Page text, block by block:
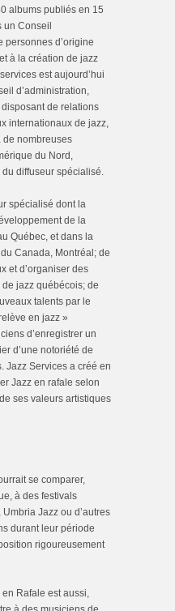
albums publiés en 15
Conseil
personnes d’origine
à la création de jazz
est aujourd’hui
d’administration,
de relations
internationaux de jazz,
de nombreuses
du Nord,
diffuseur spécialisé.
spécialisé dont la
de la
Québec, et dans la
Canada, Montréal; de
et d’organiser des
jazz québécois; de
talents par le
en jazz »
d’enregistrer un
d’une notoriété de
Jazz Services a créé en
Jazz en rafale selon
ses valeurs artistiques
se comparer,
à des festivals
Jazz ou d’autres
durant leur période
rigoureusement
Rafale est aussi,